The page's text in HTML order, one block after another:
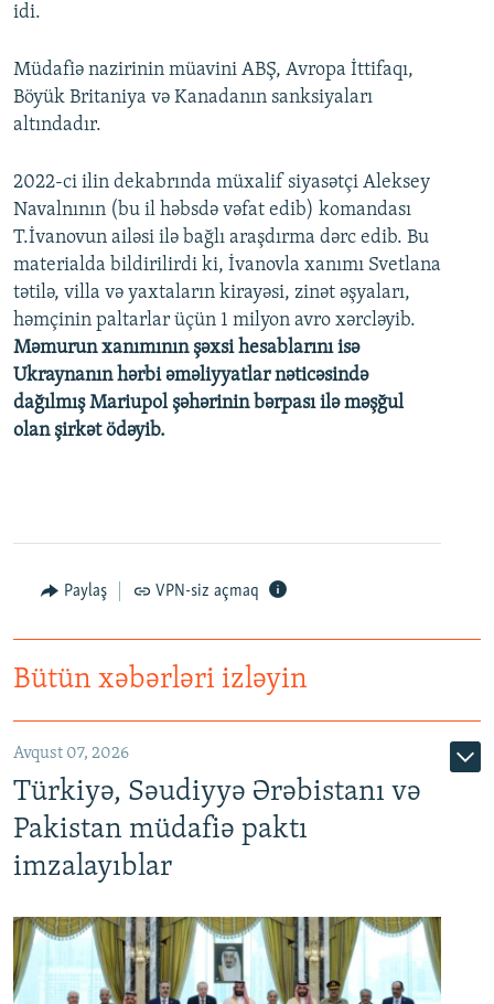
idi.
Müdafiə nazirinin müavini ABŞ, Avropa İttifaqı,
Böyük Britaniya və Kanadanın sanksiyaları
altındadır.
2022-ci ilin dekabrında müxalif siyasətçi Aleksey
Navalnının (bu il həbsdə vəfat edib) komandası
T.İvanovun ailəsi ilə bağlı araşdırma dərc edib. Bu
materialda bildirilirdi ki, İvanovla xanımı Svetlana
tətilə, villa və yaxtaların kirayəsi, zinət əşyaları,
həmçinin paltarlar üçün 1 milyon avro xərcləyib.
Məmurun xanımının şəxsi hesablarını isə
Ukraynanın hərbi əməliyyatlar nəticəsində
dağılmış Mariupol şəhərinin bərpası ilə məşğul
olan şirkət ödəyib.
Paylaş VPN-siz açmaq
Bütün xəbərləri izləyin
Avqust 07, 2026
Türkiyə, Səudiyyə Ərəbistanı və
Pakistan müdafiə paktı
imzalayıblar